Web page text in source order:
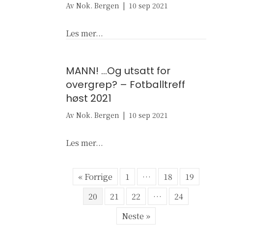
Av Nok. Bergen | 10 sep 2021
Les mer...
MANN! …Og utsatt for
overgrep? – Fotballtreff
høst 2021
Av Nok. Bergen | 10 sep 2021
Les mer...
« Forrige 1 … 18
19
20
21 22 …
24
Neste »